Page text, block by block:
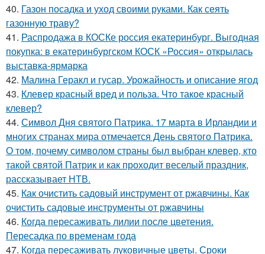
40. Газон посадка и уход своими руками. Как сеять
газонную траву?
41. Распродажа в КОСКе россия екатеринбург. Выгодная
покупка: в екатеринбургском КОСК «Россия» открылась
выставка-ярмарка
42. Малина Геракл и гусар. Урожайность и описание ягод
43. Клевер красный вред и польза. Что такое красный
клевер?
44. Символ Дня святого Патрика. 17 марта в Ирландии и
многих странах мира отмечается День святого Патрика.
О том, почему символом страны был выбран клевер, кто
такой святой Патрик и как проходит веселый праздник,
рассказывает НТВ.
45. Как очистить садовый инструмент от ржавчины. Как
очистить садовые инструменты от ржавчины
46. Когда пересаживать лилии после цветения.
Пересадка по временам года
47. Когда пересаживать луковичные цветы. Сроки